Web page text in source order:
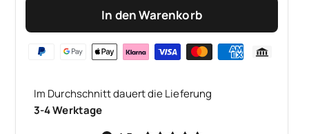
In den Warenkorb
Im Durchschnitt dauert die Lieferung
3-4 Werktage